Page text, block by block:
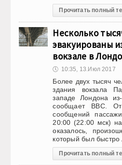
Прочитать полный
Несколько
эвакуированы
вокзале в
🕔 10:35, 13.Июл 2017
Более двух тысяч
здания вокзала
западе Лондона
сообщает BBC.
сообщений
20:00 (22:00 мск)
оказалось,
который был быстро
Прочитать полный